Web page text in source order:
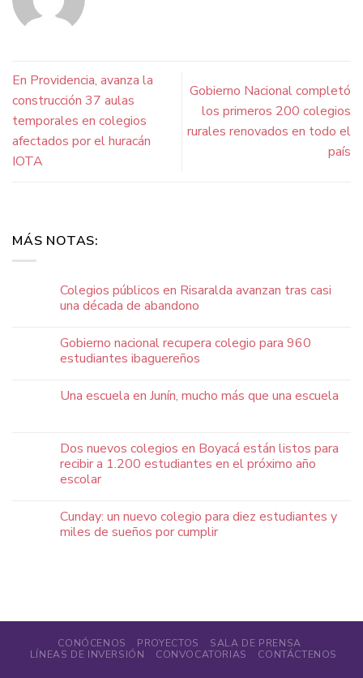
En Providencia, avanza la
construcción 37 aulas
temporales en colegios
afectados por el huracán
IOTA
Gobierno Nacional completó
los primeros 200 colegios
rurales renovados en todo el
país
MÁS NOTAS:
Colegios públicos en Risaralda avanzan tras casi
una década de abandono
Gobierno nacional recupera colegio para 960
estudiantes ibaguereños
Una escuela en Junín, mucho más que una escuela
Dos nuevos colegios en Boyacá están listos para
recibir a 1.200 estudiantes en el próximo año
escolar
Cunday: un nuevo colegio para diez estudiantes y
miles de sueños por cumplir
CONÓCENOS PROYECTOS
SALA DE PRENSA
LÍNEAS DE INVERSIÓN
CONVOCATORIAS CONTÁCTENOS